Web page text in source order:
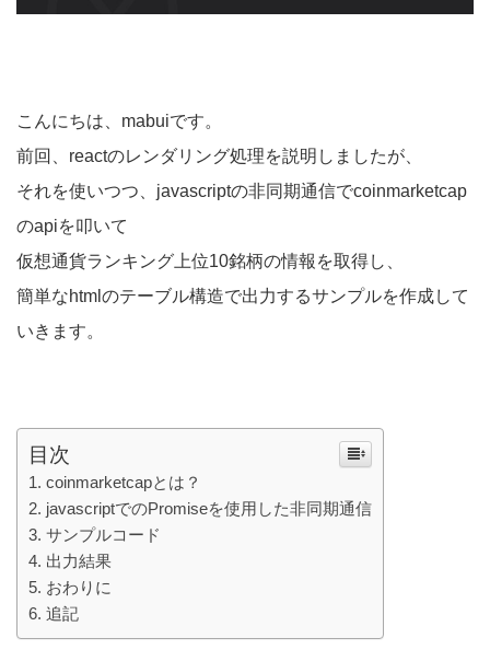
こんにちは、mabuiです。
前回、reactのレンダリング処理を説明しましたが、
それを使いつつ、javascriptの非同期通信でcoinmarketcap
のapiを叩いて
仮想通貨ランキング上位10銘柄の情報を取得し、
簡単なhtmlのテーブル構造で出力するサンプルを作成して
いきます。
目次
coinmarketcapとは？
javascriptでのPromiseを使用した非同期通信
サンプルコード
出力結果
おわりに
追記